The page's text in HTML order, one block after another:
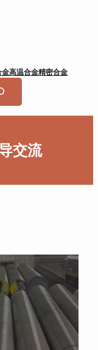
金高温合金精密合金
交流